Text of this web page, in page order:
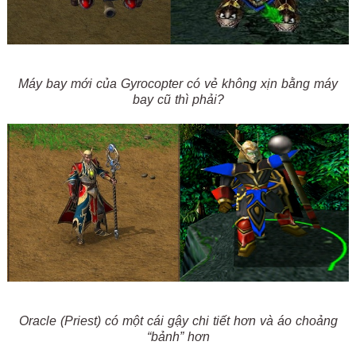
Máy bay mới của Gyrocopter có vẻ không xịn bằng máy
bay cũ thì phải?
Oracle (Priest) có một cái gậy chi tiết hơn và áo choảng
“bảnh” hơn